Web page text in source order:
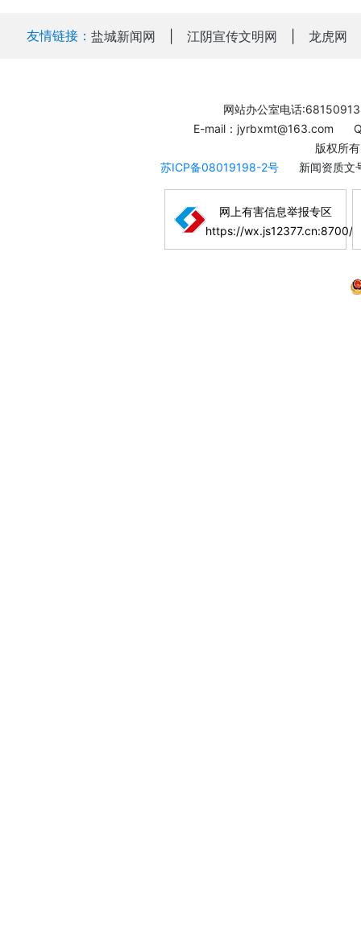
友情链接： 盐城新闻网 江阴宣传文明网 龙虎网
网站办公室电话:68150913
E-mail：jyrbxmt@163.com
版权所
苏ICP备08019198-2号
新闻资质
网上有害信息举报专区
https://wx.js12377.cn:8700/